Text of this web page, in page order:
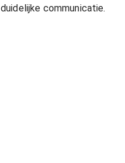
duidelijke communicatie.